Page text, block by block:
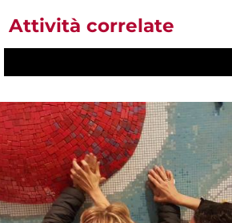
Attività correlate